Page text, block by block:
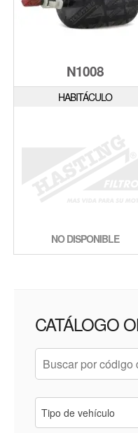
N1008
HABITÁCULO
NO DISPONIBLE
CATÁLOGO
Tipo de vehículo